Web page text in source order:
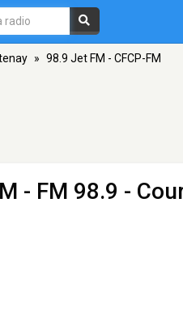
» 98.9 Jet FM - CFCP-FM
- FM 98.9 -